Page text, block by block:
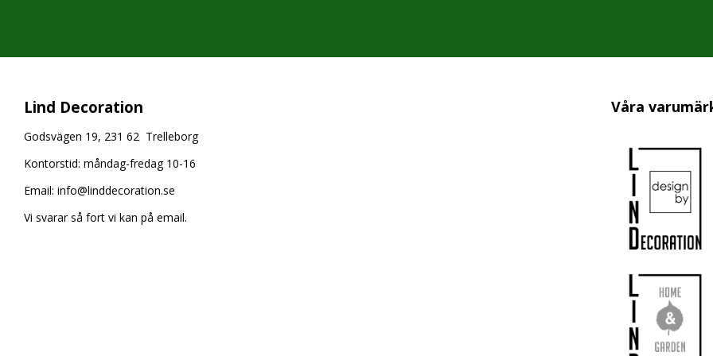
Lind Decoration
Godsvägen 19, 231 62 Trelleborg
Kontorstid: måndag-fredag 10-16
Email: info@linddecoration.se
Vi svarar så fort vi kan på email.
Våra